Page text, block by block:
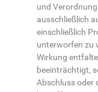
und
ausschließlich
einschließlich
unterworfen zu
Wirkung
beeinträchtigt,
Abschluss oder